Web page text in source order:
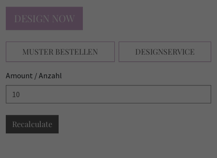
DESIGN NOW
MUSTER BESTELLEN DESIGNSERVICE
Amount / Anzahl
Recalculate